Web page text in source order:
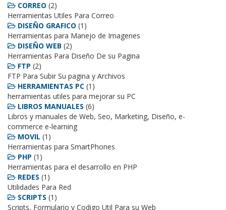
CORREO (2)
Herramientas Utiles Para Correo
DISEÑO GRAFICO (1)
Herramientas para Manejo de Imagenes
DISEÑO WEB (2)
Herramientas Para Diseño De su Pagina
FTP (2)
FTP Para Subir Su pagina y Archivos
HERRAMIENTAS PC (1)
herramientas utiles para mejorar su PC
LIBROS MANUALES (6)
Libros y manuales de Web, Seo, Marketing, Diseño, e-
commerce e-learning
MOVIL (1)
Herramientas para SmartPhones
PHP (1)
Herramientas para el desarrollo en PHP
REDES (1)
Utilidades Para Red
SCRIPTS (1)
Scripts, Formulario y Codigo Util Para su Web